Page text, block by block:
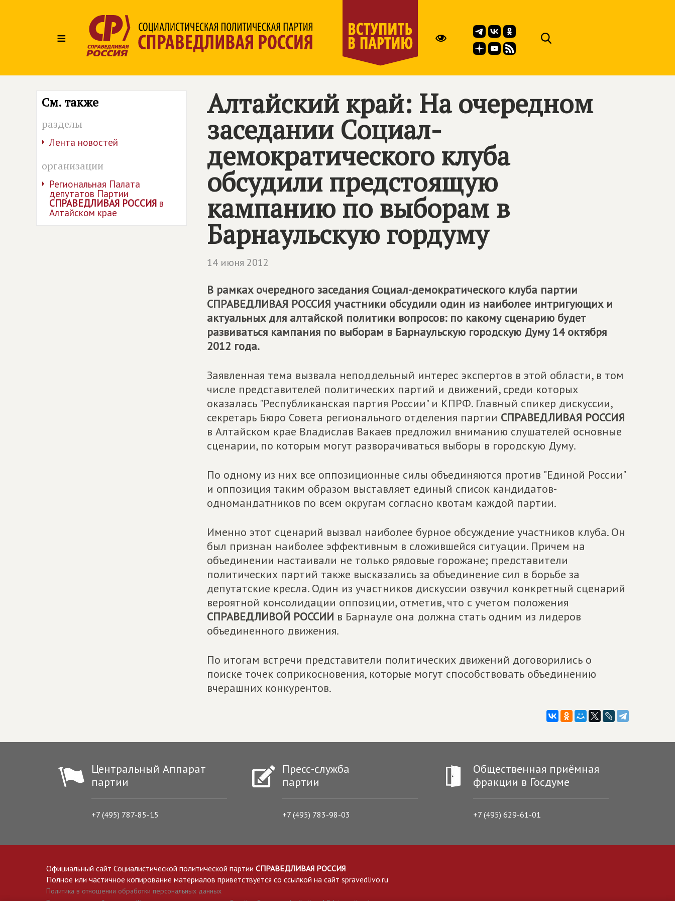
≡
См. также
разделы
Лента новостей
организации
Региональная Палата
депутатов Партии
СПРАВЕДЛИВАЯ РОССИЯ в
Алтайском крае
Алтайский край: На очередном
заседании Социал-
демократического клуба
обсудили предстоящую
кампанию по выборам в
Барнаульскую гордуму
14 июня 2012
В рамках очередного заседания Социал-демократического клуба партии
СПРАВЕДЛИВАЯ РОССИЯ участники обсудили один из наиболее интригующих и
актуальных для алтайской политики вопросов: по какому сценарию будет
развиваться кампания по выборам в Барнаульскую городскую Думу 14 октября
2012 года.
Заявленная тема вызвала неподдельный интерес экспертов в этой области, в том
числе представителей политических партий и движений, среди которых
оказалась "Республиканская партия России" и КПРФ. Главный спикер дискуссии,
секретарь Бюро Совета регионального отделения партии СПРАВЕДЛИВАЯ РОССИЯ
в Алтайском крае Владислав Вакаев предложил вниманию слушателей основные
сценарии, по которым могут разворачиваться выборы в городскую Думу.
По одному из них все оппозиционные силы объединяются против "Единой России"
и оппозиция таким образом выставляет единый список кандидатов-
одномандатников по всем округам согласно квотам каждой партии.
Именно этот сценарий вызвал наиболее бурное обсуждение участников клуба. Он
был признан наиболее эффективным в сложившейся ситуации. Причем на
объединении настаивали не только рядовые горожане; представители
политических партий также высказались за объединение сил в борьбе за
депутатские кресла. Один из участников дискуссии озвучил конкретный сценарий
вероятной консолидации оппозиции, отметив, что с учетом положения
СПРАВЕДЛИВОЙ РОССИИ в Барнауле она должна стать одним из лидеров
объединенного движения.
По итогам встречи представители политических движений договорились о
поиске точек соприкосновения, которые могут способствовать объединению
вчерашних конкурентов.
Центральный Аппарат
партии
+7 (495) 787-85-15
Пресс-служба
партии
+7 (495) 783-98-03
Общественная приёмная
фракции в Госдуме
+7 (495) 629-61-01
Официальный сайт Социалистической политической партии СПРАВЕДЛИВАЯ РОССИЯ
Полное или частичное копирование материалов приветствуется со ссылкой на сайт spravedlivo.ru
Политика в отношении обработки персональных данных